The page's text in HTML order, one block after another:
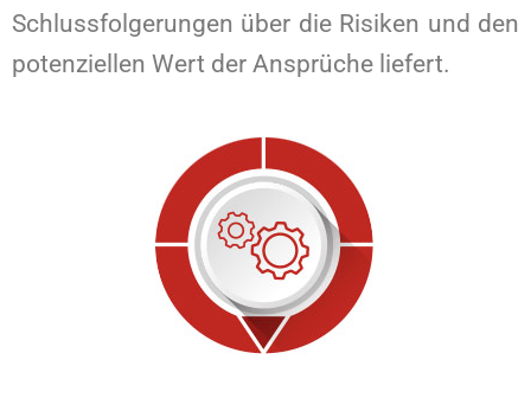
Schlussfolgerungen über die Risiken und den
potenziellen Wert der Ansprüche liefert.